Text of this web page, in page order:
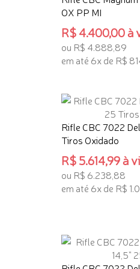
OX PP MI
R$ 4.400,00 à
ou R$ 4.888,89
em até 6x de R$
Rifle CBC 7022
Tiros Oxidado
R$ 5.614,99 à
ou R$ 6.238,88
em até 6x de R$